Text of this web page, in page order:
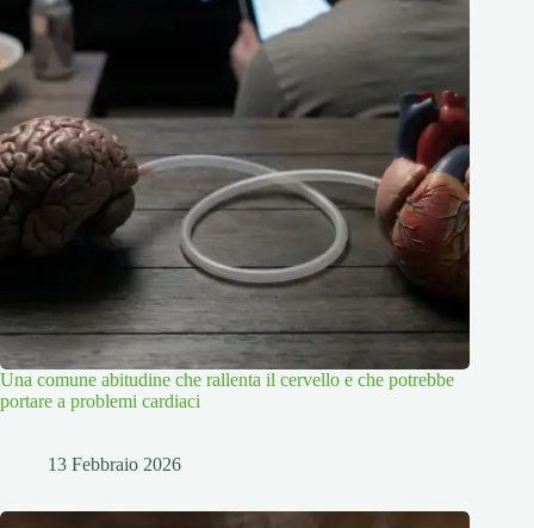
Una comune abitudine che rallenta il cervello e che potrebbe
portare a problemi cardiaci
13 Febbraio 2026